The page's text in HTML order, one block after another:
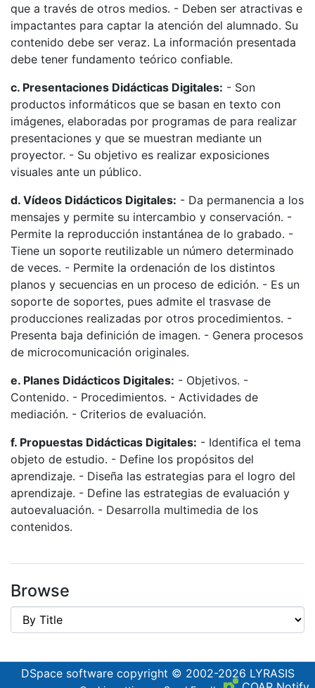
que a través de otros medios. - Deben ser atractivas e
impactantes para captar la atención del alumnado. Su
contenido debe ser veraz. La información presentada
debe tener fundamento teórico confiable.
c. Presentaciones Didácticas Digitales: - Son
productos informáticos que se basan en texto con
imágenes, elaboradas por programas de para realizar
presentaciones y que se muestran mediante un
proyector. - Su objetivo es realizar exposiciones
visuales ante un público.
d. Vídeos Didácticos Digitales: - Da permanencia a los
mensajes y permite su intercambio y conservación. -
Permite la reproducción instantánea de lo grabado. -
Tiene un soporte reutilizable un número determinado
de veces. - Permite la ordenación de los distintos
planos y secuencias en un proceso de edición. - Es un
soporte de soportes, pues admite el trasvase de
producciones realizadas por otros procedimientos. -
Presenta baja definición de imagen. - Genera procesos
de microcomunicación originales.
e. Planes Didácticos Digitales: - Objetivos. -
Contenido. - Procedimientos. - Actividades de
mediación. - Criterios de evaluación.
f. Propuestas Didácticas Digitales: - Identifica el tema
objeto de estudio. - Define los propósitos del
aprendizaje. - Diseña las estrategias para el logro del
aprendizaje. - Define las estrategias de evaluación y
autoevaluación. - Desarrolla multimedia de los
contenidos.
Browse
DSpace softwarecopyright © 2002-2026 LYRASIS